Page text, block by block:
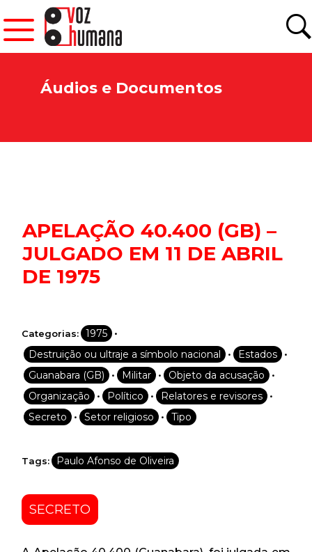
Áudios e Documentos
APELAÇÃO 40.400 (GB) –
JULGADO EM 11 DE ABRIL
DE 1975
Categorias: 1975 •
Destruição ou ultraje a símbolo nacional • Estados •
Guanabara (GB) • Militar • Objeto da acusação •
Organização • Político • Relatores e revisores •
Secreto • Setor religioso • Tipo
Tags: Paulo Afonso de Oliveira
SECRETO